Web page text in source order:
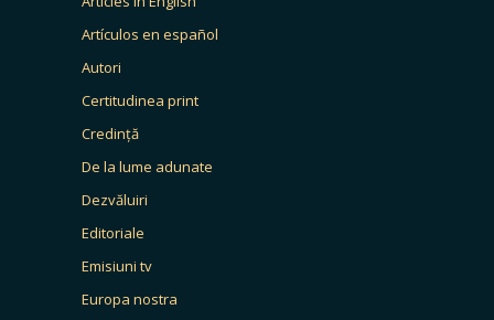
Artículos en español
Autori
Certitudinea print
Credință
De la lume adunate
Dezvăluiri
Editoriale
Emisiuni tv
Europa nostra